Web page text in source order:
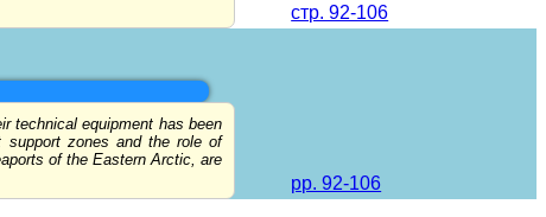
стр. 92-106
technical equipment has been
support zones and the role of
of the Eastern Arctic, are
pp. 92-106